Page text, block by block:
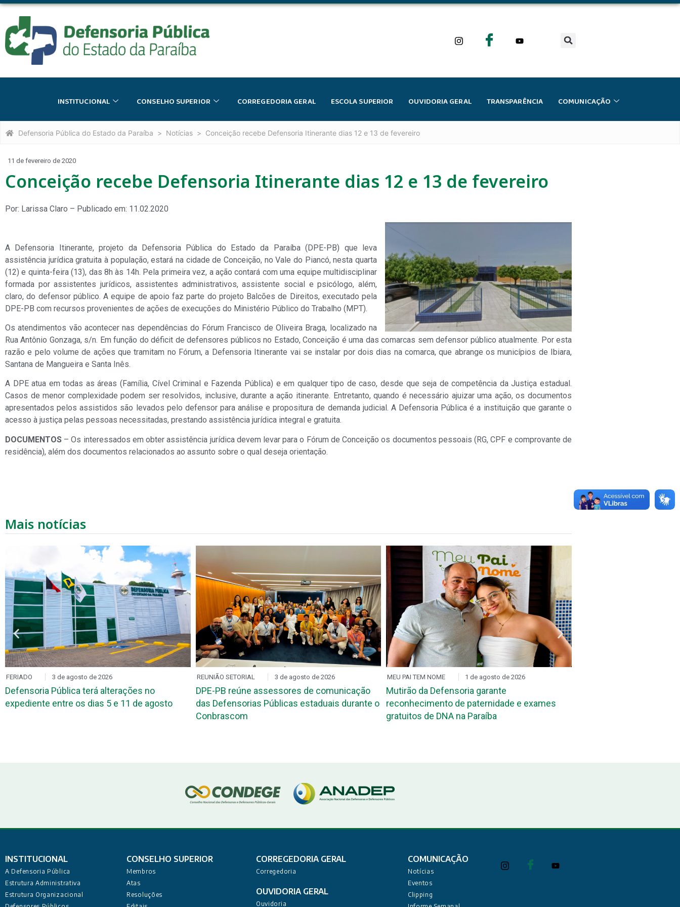
INSTITUCIONAL CONSELHO SUPERIOR CORREGEDORIA GERAL ESCOLA SUPERIOR OUVIDORIA GERAL TRANSPARÊNCIA COMUNICAÇÃO
Defensoria Pública do Estado da Paraíba Notícias Conceição recebe Defensoria Itinerante dias 12 e 13 de fevereiro
11 de fevereiro de 2020
Conceição recebe Defensoria Itinerante dias 12 e 13 de fevereiro
Por: Larissa Claro – Publicado em: 11.02.2020
A Defensoria Itinerante, projeto da Defensoria Pública do Estado da Paraíba (DPE-PB) que leva
assistência jurídica gratuita à população, estará na cidade de Conceição, no Vale do Piancó, nesta quarta
(12) e quinta-feira (13), das 8h às 14h. Pela primeira vez, a ação contará com uma equipe multidisciplinar
formada por assistentes jurídicos, assistentes administrativos, assistente social e psicólogo, além,
claro, do defensor público. A equipe de apoio faz parte do projeto Balcões de Direitos, executado pela
DPE-PB com recursos provenientes de ações de execuções do Ministério Público do Trabalho (MPT).
Os atendimentos vão acontecer nas dependências do Fórum Francisco de Oliveira Braga, localizado na
Rua Antônio Gonzaga, s/n. Em função do déficit de defensores públicos no Estado, Conceição é uma das comarcas sem defensor público atualmente. Por esta
razão e pelo volume de ações que tramitam no Fórum, a Defensoria Itinerante vai se instalar por dois dias na comarca, que abrange os municípios de Ibiara,
Santana de Mangueira e Santa Inês.
A DPE atua em todas as áreas (Família, Cível Criminal e Fazenda Pública) e em qualquer tipo de caso, desde que seja de competência da Justiça estadual.
Casos de menor complexidade podem ser resolvidos, inclusive, durante a ação itinerante. Entretanto, quando é necessário ajuizar uma ação, os documentos
apresentados pelos assistidos são levados pelo defensor para análise e propositura de demanda judicial. A Defensoria Pública é a instituição que garante o
acesso à justiça pelas pessoas necessitadas, prestando assistência jurídica integral e gratuita.
DOCUMENTOS – Os interessados em obter assistência jurídica devem levar para o Fórum de Conceição os documentos pessoais (RG, CPF e comprovante de
residência), além dos documentos relacionados ao assunto sobre o qual deseja orientação.
Mais notícias
FERIADO 3 de agosto de 2026
Defensoria Pública terá alterações no
expediente entre os dias 5 e 11 de agosto
REUNIÃO SETORIAL 3 de agosto de 2026
DPE-PB reúne assessores de comunicação
das Defensorias Públicas estaduais durante o
Conbrascom
MEU PAI TEM NOME 1 de agosto de 2026
Mutirão da Defensoria garante
reconhecimento de paternidade e exames
gratuitos de DNA na Paraíba
INSTITUCIONAL
A Defensoria Pública
Estrutura Administrativa
Estrutura Organizacional
CONSELHO SUPERIOR
Membros
Atas
Resoluções
CORREGEDORIA GERAL
Corregedoria
OUVIDORIA GERAL
Ouvidoria
COMUNICAÇÃO
Notícias
Eventos
Clipping